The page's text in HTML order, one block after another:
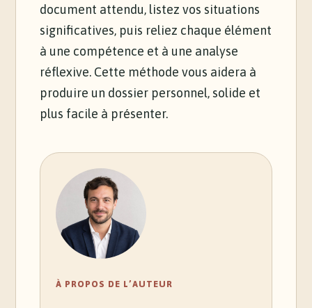
document attendu, listez vos situations
significatives, puis reliez chaque élément
à une compétence et à une analyse
réflexive. Cette méthode vous aidera à
produire un dossier personnel, solide et
plus facile à présenter.
À PROPOS DE L’AUTEUR